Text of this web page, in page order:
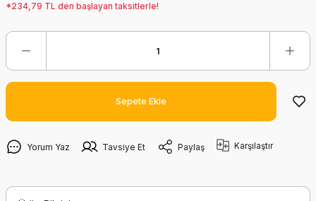
*234,79 TL den başlayan taksitlerle!
Sepete Ekle
Yorum Yaz Tavsiye Et Paylaş Karşılaştır